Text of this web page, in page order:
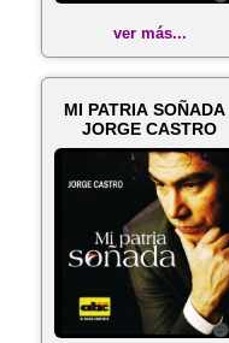
ver más...
MI PATRIA SOÑADA
JORGE CASTRO